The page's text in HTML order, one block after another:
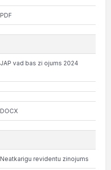
PDF
JAP vad bas zi ojums 2024
DOCX
Neatkarigu revidentu zinojums